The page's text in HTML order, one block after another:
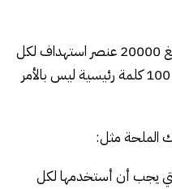
لدى إعلانات Google حد أقصى يبلغ 20000 عنصر استهداف لكل
مجموعة إعلانية، لذا فإن استهداف 100 كلمة رئيسية ليس بالأمر
الملحة مثل:
يجب أن أستخدمها لكل